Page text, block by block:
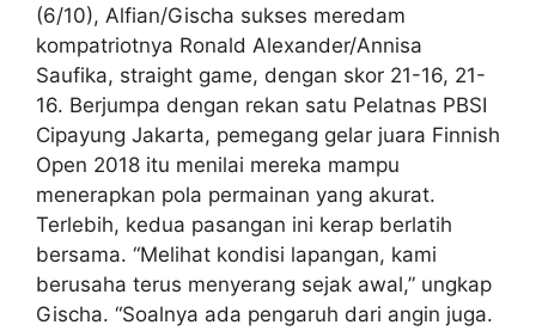
(6/10), Alfian/Gischa sukses meredam
kompatriotnya Ronald Alexander/Annisa
Saufika, straight game, dengan skor 21-16, 21-
16. Berjumpa dengan rekan satu Pelatnas PBSI
Cipayung Jakarta, pemegang gelar juara Finnish
Open 2018 itu menilai mereka mampu
menerapkan pola permainan yang akurat.
Terlebih, kedua pasangan ini kerap berlatih
bersama. “Melihat kondisi lapangan, kami
berusaha terus menyerang sejak awal,” ungkap
Gischa. “Soalnya ada pengaruh dari angin juga.